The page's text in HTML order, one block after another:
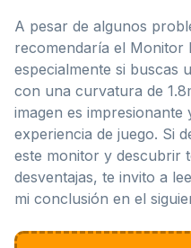
A pesar de algunos
recomendaría el Monitor
especialmente si buscas
con una curvatura de
imagen es impresionante
experiencia de juego. Si
este monitor y descubrir
desventajas, te invito a
mi conclusión en el